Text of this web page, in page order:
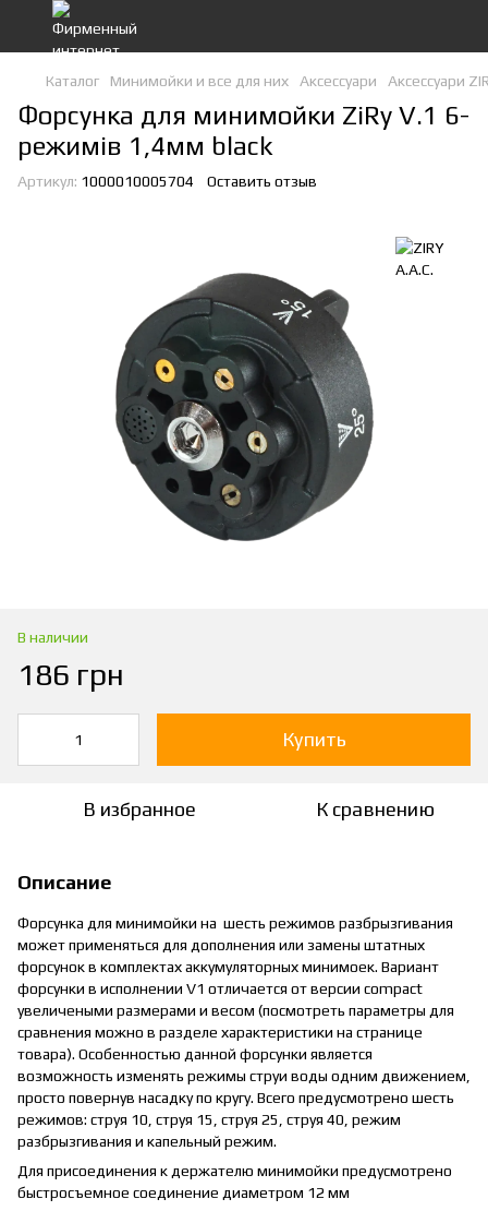
Каталог Минимойки и все для них Аксессуари Аксессуари
Форсунка для минимойки ZiRy V.1 6-
режимів 1,4мм black
Артикул: 1000010005704 Оставить отзыв
В наличии
186 грн
Купить
В избранное К сравнению
Описание
Форсунка для минимойки на шесть режимов разбрызгивания
может применяться для дополнения или замены штатных
форсунок в комплектах аккумуляторных минимоек. Вариант
форсунки в исполнении V1 отличается от версии compact
увеличеными размерами и весом (посмотреть параметры для
сравнения можно в разделе характеристики на странице
товара). Особенностью данной форсунки является
возможность изменять режимы струи воды одним движением,
просто повернув насадку по кругу. Всего предусмотрено шесть
режимов: струя 10, струя 15, струя 25, струя 40, режим
разбрызгивания и капельный режим.
Для присоединения к держателю минимойки предусмотрено
быстросъемное соединение диаметром 12 мм